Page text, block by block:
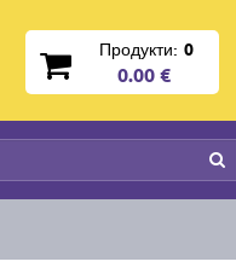
Продукти: 0
0.00 €